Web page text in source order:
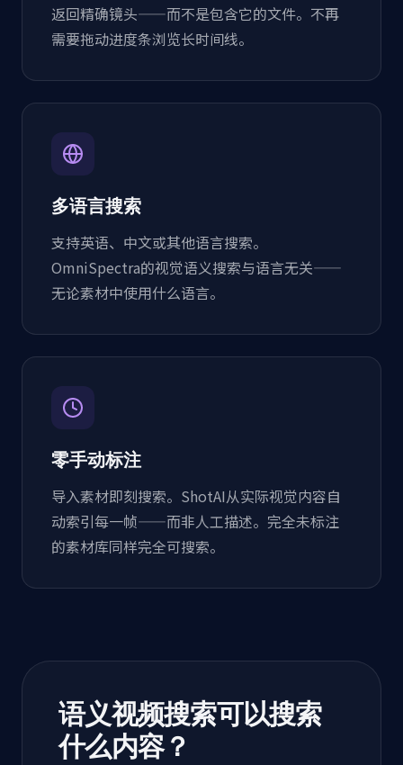
返回精确镜头——而不是包含它的文件。不再
需要拖动进度条浏览长时间线。
多语言搜索
支持英语、中文或其他语言搜索。
OmniSpectra的视觉语义搜索与语言无关——
无论素材中使用什么语言。
零手动标注
导入素材即刻搜索。ShotAI从实际视觉内容自
动索引每一帧——而非人工描述。完全未标注
的素材库同样完全可搜索。
语义视频搜索可以搜索
什么内容？